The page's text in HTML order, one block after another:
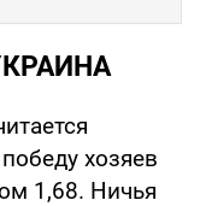
хозяев
1,68. Ничья